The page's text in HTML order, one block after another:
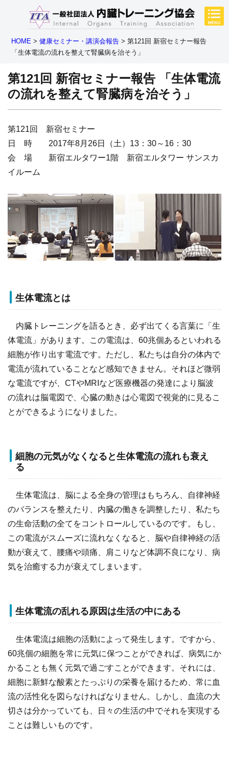
HOME >健康セミナー・講演会報告 >第121回 新宿セミナー報告
「生体電流の流れを整えて腎臓病を治そう」
第121回 新宿セミナー報告
「生体電流
の流れを整えて腎臓病を治そう」
第121回 新宿セミナー
日 時 2017年8月26日（土）13：30～16：30
会 場 新宿エルタワー1階 新宿エルタワー サンスカ
イルーム
生体電流とは
内臓トレーニングを語るとき、必ず出てくる言葉に「生
体電流」があります。この電流は、60兆個あるといわれる
細胞が作り出す電流です。ただし、私たちは自分の体内で
電流が流れていることなど感知できません。それほど微弱
な電流ですが、CTやMRIなど医療機器の発達により脳波
の流れは脳電図で、心臓の動きは心電図で視覚的に見るこ
とができるようになりました。
細胞の元気がなくなると生体電流の流れも衰え
る
生体電流は、脳による全身の管理はもちろん、自律神経
のバランスを整えたり、内臓の働きを調整したり、私たち
の生命活動の全てをコントロールしているのです。もし、
この電流がスムーズに流れなくなると、脳や自律神経の活
動が衰えて、腰痛や頭痛、肩こりなど体調不良になり、病
気を治癒する力が衰えてしまいます。
生体電流の乱れる原因は生活の中にある
生体電流は細胞の活動によって発生します。ですから、
60兆個の細胞を常に元気に保つことができれば、病気にか
かることも無く元気で過ごすことができます。それには、
細胞に新鮮な酸素とたっぷりの栄養を届けるため、常に血
流の活性化を図らなければなりません。しかし、血流の大
切さは分かっていても、日々の生活の中でそれを実現する
ことは難しいものです。